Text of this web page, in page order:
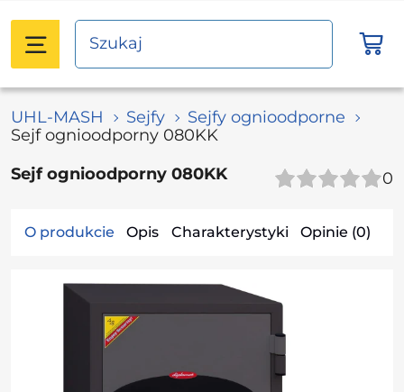
UHL-MASH Sejfy
Sejfy ognioodporne
Sejf ognioodporny 080KK
Sejf ognioodporny 080KK
0
O produkcie Opis Charakterystyki Opinie (0)